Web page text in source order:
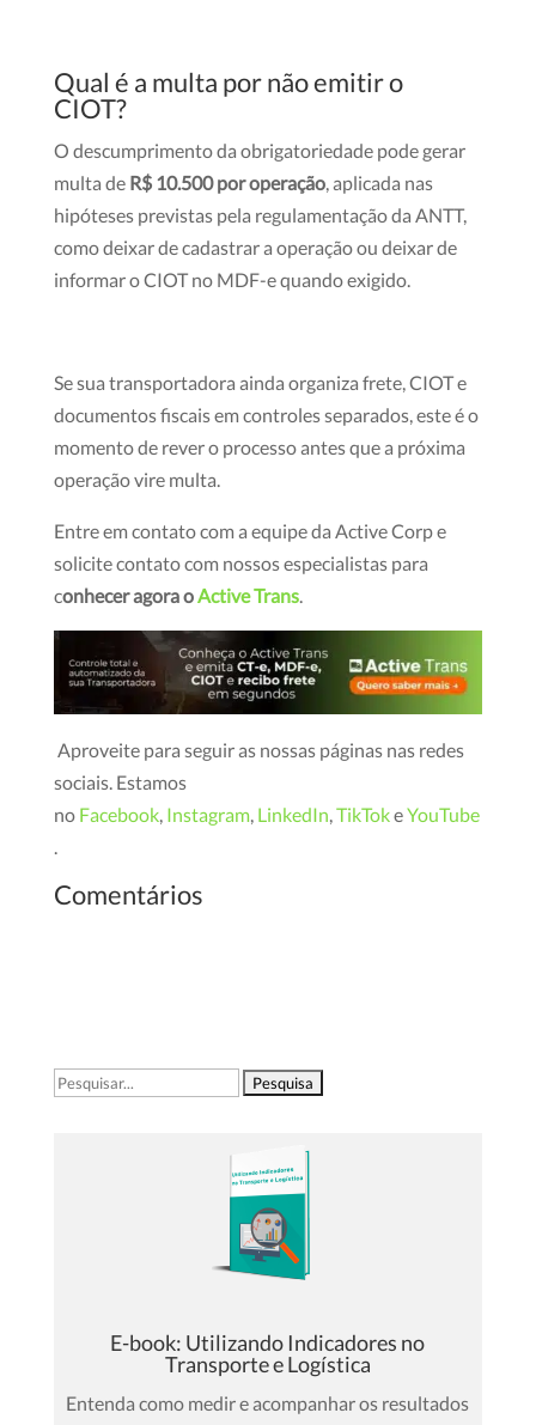
Qual é a multa por não emitir o
CIOT?
O descumprimento da obrigatoriedade pode gerar
multa de R$ 10.500 por operação, aplicada nas
hipóteses previstas pela regulamentação da ANTT,
como deixar de cadastrar a operação ou deixar de
informar o CIOT noMDF-e quando exigido.
Se sua transportadora ainda organiza frete, CIOT e
documentos fiscais em controles separados, este é o
momento de rever o processo antes que a próxima
operação vire multa.
Entre em contato com a equipe da Active Corp e
solicite contato com nossos especialistas para
conhecer agora oActive Trans.
Aproveite para seguir as nossas páginas nas redes
sociais. Estamos
no Facebook, Instagram, LinkedIn TikTokeYouTube
Comentários
Pesquisar
E-book: Utilizando Indicadores no
Transporte e Logística
Entenda como medir e acompanhar os resultados